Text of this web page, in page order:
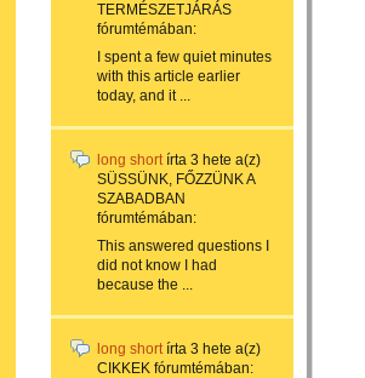
TERMÉSZETJÁRÁS
fórumtémában:
I spent a few quiet minutes
with this article earlier
today, and it ...
long shortírta 3 hete a(z)
SÜSSÜNK, FŐZZÜNK A
SZABADBAN
fórumtémában:
This answered questions I
did not know I had
because the ...
long shortírta 3 hete a(z)
CIKKEK fórumtémában: